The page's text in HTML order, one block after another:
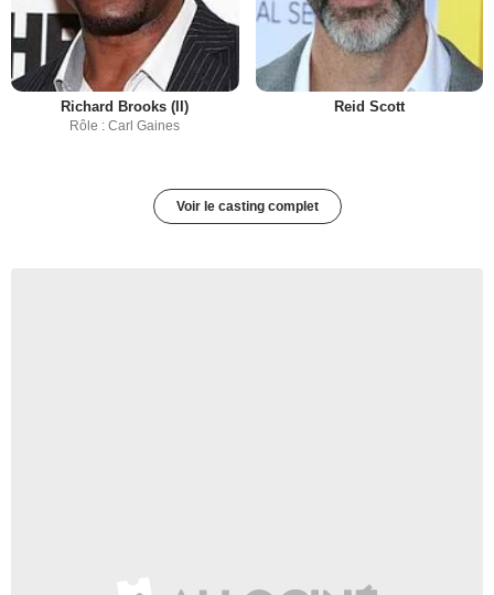
Richard Brooks (II)
Rôle : Carl Gaines
Reid Scott
Voir le casting complet